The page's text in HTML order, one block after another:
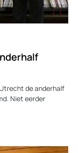
de anderhalf
Niet eerder